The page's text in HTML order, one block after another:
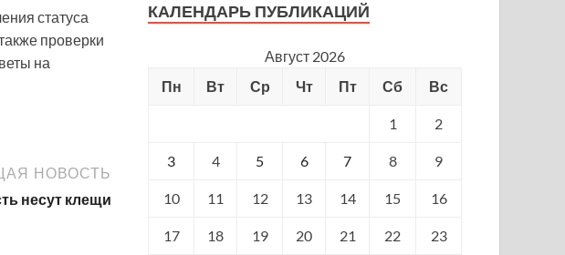
статуса
проверки
на
НОВОСТЬ
несут клещи
КАЛЕНДАРЬ ПУБЛИКАЦИЙ
Август 2026
Пн
Вт Ср Чт Пт Сб Вс
1 2
3 4 5 6 7 8 9
10 11 12 13 14 15 16
17 18 19 20 21 22 23